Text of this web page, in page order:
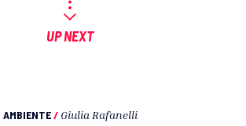
UP NEXT
AMBIENTE / Giulia Rafanelli